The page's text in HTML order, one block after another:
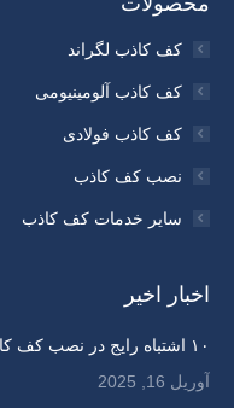
new
window
new
window
new
window
new
window
کف کاذب لگراند
کف کاذب آلومینیومی
کف کاذب فولادی
نصب کف کاذب
سایر خدمات کف کاذب
اخبار اخیر
۱۰ اشتباه رایج در نصب کف کاذب و چطور از آن‌ها جلوگیری کنیم
آوریل 16, 2025